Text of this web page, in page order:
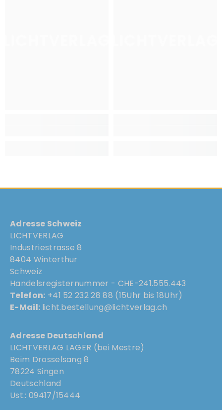
Adresse Schweiz
LICHTVERLAG
Industriestrasse 8
8404 Winterthur
Schweiz
Handelsregisternummer - CHE-241.555.443
Telefon: +41 52 232 28 88 (15Uhr bis 18Uhr)
E-Mail: licht.bestellung@lichtverlag.ch
Adresse Deutschland
LICHTVERLAG LAGER (bei Mestre)
Beim Drosselsang 8
78224 Singen
Deutschland
Ust.: 09417/15444